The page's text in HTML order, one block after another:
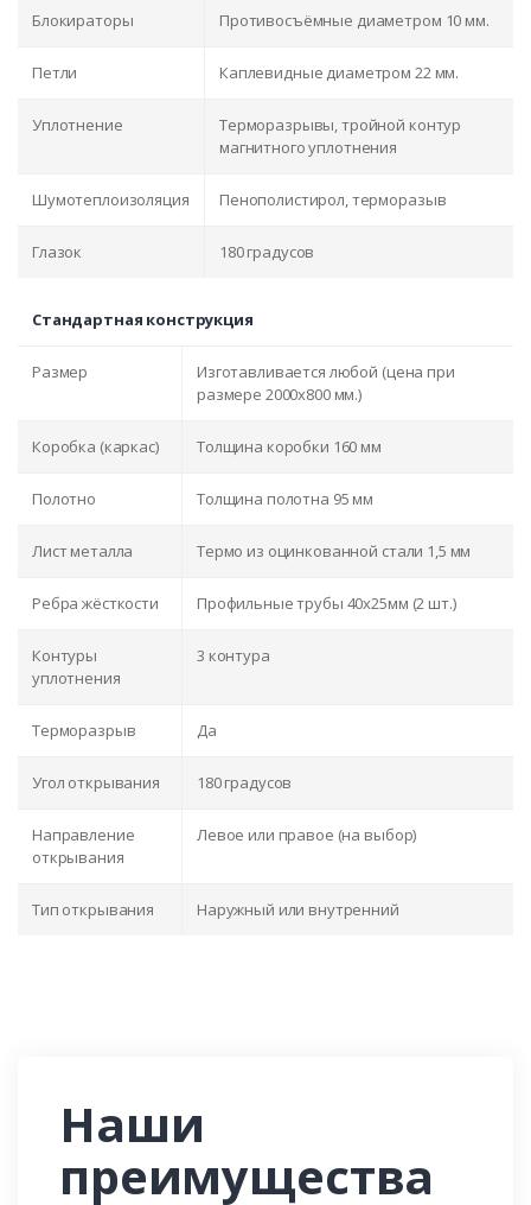
Блокираторы Противосъёмные диаметром 10 мм.
Петли Каплевидные диаметром 22 мм.
Уплотнение
Терморазрывы, тройной контур
магнитного уплотнения
Шумотеплоизоляция Пенополистирол, терморазыв
Глазок 180 градусов
Стандартная конструкция
Размер
Изготавливается любой (цена при
размере 2000x800 мм.)
Коробка (каркас) Толщина коробки 160 мм
Полотно Толщина полотна 95 мм
Лист металла Термо из оцинкованной стали 1,5 мм
Ребра жёсткости Профильные трубы 40х25мм (2 шт.)
Контуры
уплотнения
3 контура
Терморазрыв Да
Угол открывания 180 градусов
Направление
открывания
Левое или правое (на выбор)
Тип открывания Наружный или внутренний
Наши
преимущества